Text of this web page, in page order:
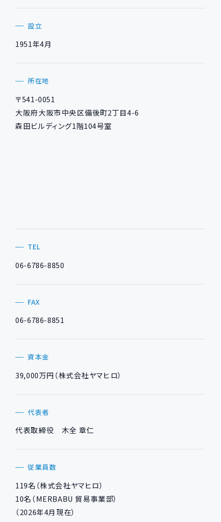
設立
1951年4月
所在地
〒541-0051
大阪府大阪市中央区備後町2丁目4-6
森田ビルディング1階104号室
TEL
06-6786-8850
FAX
06-6786-8851
資本金
39,000万円（株式会社ヤマヒロ）
代表者
代表取締役 木全 章仁
従業員数
119名（株式会社ヤマヒロ）
10名（MERBABU 貿易事業部）
（2026年4月現在）